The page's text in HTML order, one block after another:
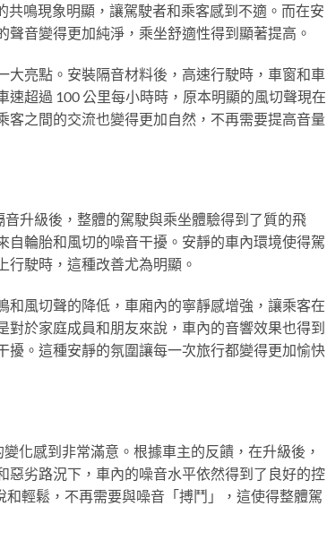
共鳴現象明顯，讓駕駛者和乘客感到不適。而在安
音變得更加純淨，乘坐舒適性得到顯著提高。
大亮點。安裝隔音材料後，高速行駛時，車窗和車
超過 100 公里每小時時，原本明顯的風切聲現在
之間的交流也變得更加自然，不再需要提高音量
升級後，整體的駕駛與乘坐體驗得到了質的飛
輪胎和風切的噪音干擾。安靜的車內環境使得駕
行駛時，這種改善尤為明顯。
風切聲的降低，車廂內的寧靜感增強，讓乘客在
於家庭成員和朋友來說，車內的音響效果也得到
。這種安靜的氛圍讓每一次旅行都變得更加愉快
化感到非常滿意。根據車主的反饋，在升級後，
劣路況下，車內的噪音水平依然得到了良好的控
輕鬆，不再需要與噪音「搏鬥」，這使得整體駕